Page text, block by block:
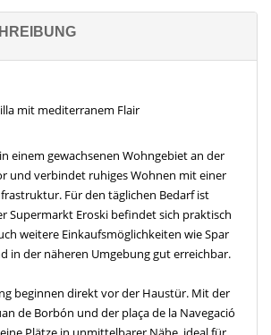
mit mediterranem Flair
einem gewachsenen Wohngebiet an der
und verbindet ruhiges Wohnen mit einer
Für den täglichen Bedarf ist
Supermarkt Eroski befindet sich praktisch
weitere Einkaufsmöglichkeiten wie Spar
in der näheren Umgebung gut erreichbar.
beginnen direkt vor der Haustür. Mit der
de Borbón und der plaça de la Navegació